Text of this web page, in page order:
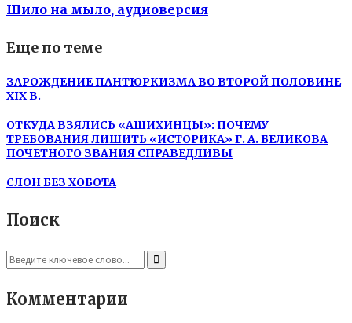
Шило на мыло, аудиоверсия
Еще по теме
ЗАРОЖДЕНИЕ ПАНТЮРКИЗМА ВО ВТОРОЙ ПОЛОВИНЕ
XIX В.
ОТКУДА ВЗЯЛИСЬ «АШИХИНЦЫ»: ПОЧЕМУ
ТРЕБОВАНИЯ ЛИШИТЬ «ИСТОРИКА» Г. А. БЕЛИКОВА
ПОЧЕТНОГО ЗВАНИЯ СПРАВЕДЛИВЫ
СЛОН БЕЗ ХОБОТА
Поиск
Search
for:
Search
Комментарии